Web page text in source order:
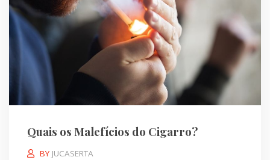
Quais os Malefícios do Cigarro?
BY JUCASERTA